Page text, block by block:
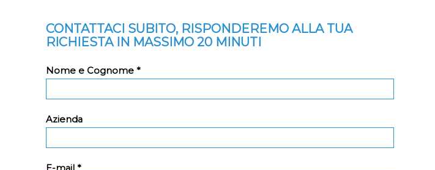
CONTATTACI SUBITO, RISPONDEREMO ALLA TUA
RICHIESTA IN MASSIMO 20 MINUTI
Nome e Cognome *
Azienda